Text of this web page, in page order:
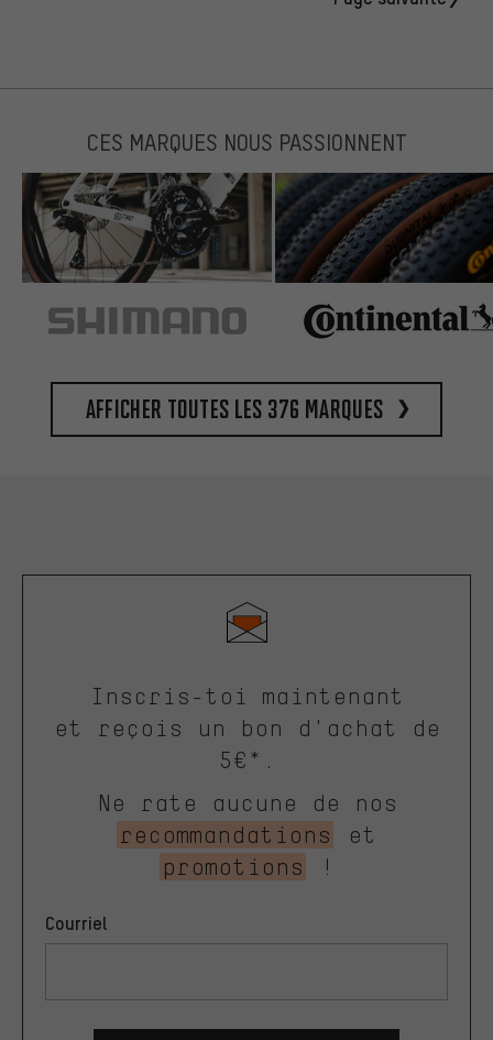
CES MARQUES NOUS PASSIONNENT
Afficher toutes les 376 marques
Inscris-toi maintenant
et reçois un bon d'achat de
5€*.
Ne rate aucune de nos
recommandations
et
promotions
!
Courriel